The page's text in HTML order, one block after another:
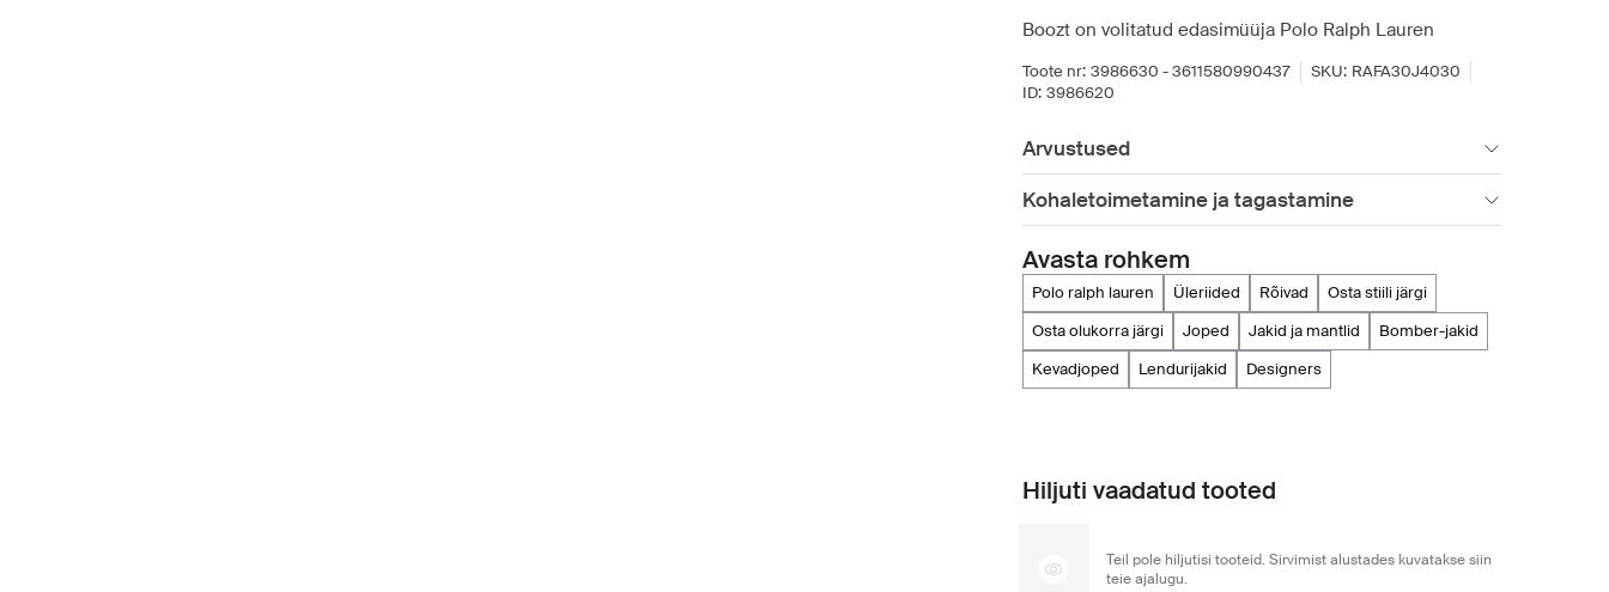
Boozt on volitatud edasimüüja Polo Ralph Lauren
Toote nr: 3986630 - 3611580990437 SKU: RAFA30J4030
ID: 3986620
Arvustused
Kohaletoimetamine ja tagastamine
Avasta rohkem
polo ralph lauren üleriided rõivad
osta stiili järgi
osta olukorra järgi
joped jakid ja mantlid
bomber-jakid
kevadjoped
lendurijakid designers
Hiljuti vaadatud tooted
Teil pole hiljutisi tooteid. Sirvimist alustades kuvatakse siin
teie ajalugu.